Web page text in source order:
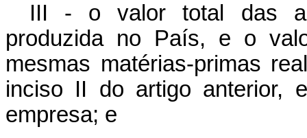
III - o valor total das
produzida no País, e o
mesmas matérias-primas
inciso II do artigo anterior,
empresa; e